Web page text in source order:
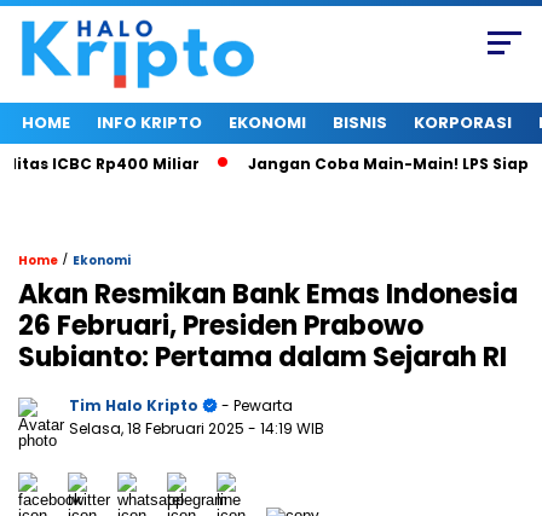
HOME INFO KRIPTO EKONOMI BISNIS KORPORASI
ICBC Rp400 Miliar Jangan Coba Main-Main! LPS Siap
Home / Ekonomi
Akan Resmikan Bank Emas Indonesia
26 Februari, Presiden Prabowo
Subianto: Pertama dalam Sejarah RI
Tim Halo Kripto
- Pewarta
Selasa, 18 Februari 2025 - 14:19 WIB